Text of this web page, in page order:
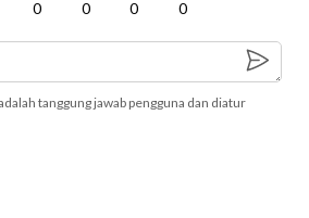
0 0 0 0
tanggung jawab pengguna dan diatur